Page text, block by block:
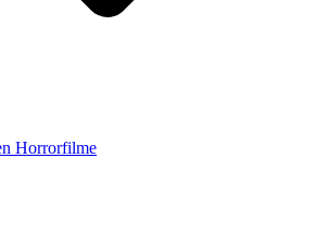
Horrorfilme